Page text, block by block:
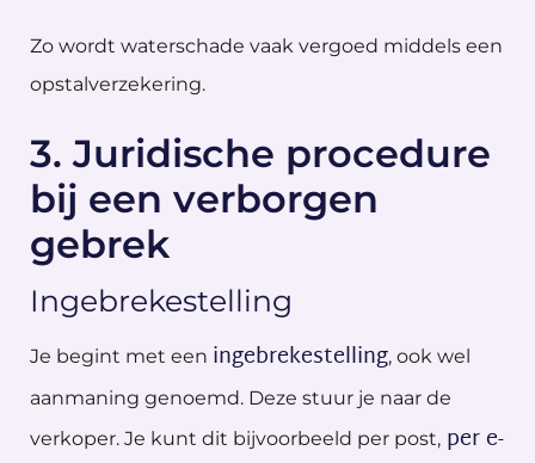
Zo wordt waterschade vaak vergoed middels een
opstalverzekering.
3. Juridische procedure
bij een verborgen
gebrek
Ingebrekestelling
Je begint met een ingebrekestelling, ook wel
aanmaning genoemd. Deze stuur je naar de
verkoper. Je kunt dit bijvoorbeeld per post, per e-